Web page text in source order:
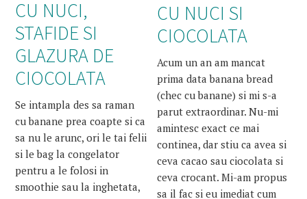
CU NUCI,
STAFIDE SI
GLAZURA DE
CIOCOLATA
Se intampla des sa raman
cu banane prea coapte si ca
sa nu le arunc, ori le tai felii
si le bag la congelator
pentru a le folosi in
smoothie sau la inghetata,
CU NUCI SI
CIOCOLATA
Acum un an am mancat
prima data banana bread
(chec cu banane) si mi s-a
parut extraordinar. Nu-mi
amintesc exact ce mai
continea, dar stiu ca avea si
ceva cacao sau ciocolata si
ceva crocant. Mi-am propus
sa il fac si eu imediat cum